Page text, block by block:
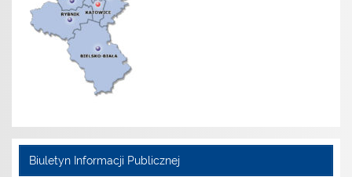
Biuletyn Informacji Publicznej